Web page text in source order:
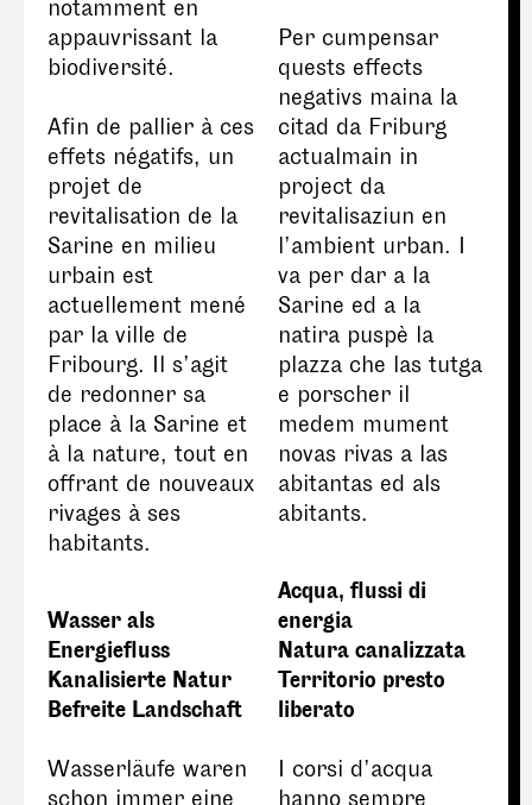
notamment en
appauvrissant la
biodiversité.
Afin de pallier à ces
effets négatifs, un
projet de
revitalisation de la
Sarine en milieu
urbain est
actuellement mené
par la ville de
Fribourg. Il s’agit
de redonner sa
place à la Sarine et
à la nature, tout en
offrant de nouveaux
rivages à ses
habitants.
Wasser als
Energiefluss
Kanalisierte Natur
Befreite Landschaft
Wasserläufe waren
schon immer eine
Per cumpensar
quests effects
negativs maina la
citad da Friburg
actualmain in
project da
revitalisaziun en
l’ambient urban. I
va per dar a la
Sarine ed a la
natira puspè la
plazza che las tutga
e porscher il
medem mument
novas rivas a las
abitantas ed als
abitants.
Acqua, flussi di
energia
Natura canalizzata
Territorio presto
liberato
I corsi d’acqua
hanno sempre